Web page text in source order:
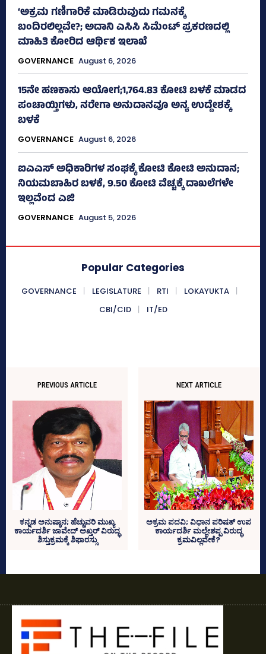
‘ಅಕ್ರಮ ಗಣಿಗಾರಿಕೆ ಮಾಡಿರುವುದು ಗಮನಕ್ಕೆ
ಬಂದಿರಲಿಲ್ಲವೇ?; ಅದಾನಿ ಎಸಿಸಿ ಸಿಮೆಂಟ್ ಪ್ರಕರಣದಲ್ಲಿ
ಮಾಹಿತಿ ಕೋರಿದ ಆರ್ಥಿಕ ಇಲಾಖೆ
GOVERNANCE August 6, 2026
15ನೇ ಹಣಕಾಸು ಆಯೋಗ;1,764.83 ಕೋಟಿ ಬಳಕೆ ಮಾಡದ
ಪಂಚಾಯ್ತಿಗಳು, ನರೇಗಾ ಅನುದಾನವೂ ಅನ್ಯ ಉದ್ದೇಶಕ್ಕೆ
ಬಳಕೆ
GOVERNANCE August 6, 2026
ಐಎಎಸ್‌ ಅಧಿಕಾರಿಗಳ ಸಂಘಕ್ಕೆ ಕೋಟಿ ಕೋಟಿ ಅನುದಾನ;
ನಿಯಮಬಾಹಿರ ಬಳಕೆ, 9.50 ಕೋಟಿ ವೆಚ್ಚಕ್ಕೆ ದಾಖಲೆಗಳೇ
ಇಲ್ಲವೆಂದ ಎಜಿ
GOVERNANCE August 5, 2026
Popular Categories
GOVERNANCE LEGISLATURE RTI
LOKAYUKTA
CBI/CID
IT/ED
PREVIOUS ARTICLE
ಕನ್ನಡ ಅನುಷ್ಠಾನ; ಹೆಚ್ಚುವರಿ ಮುಖ್ಯ
ಕಾರ್ಯದರ್ಶಿ ಜಾವೇದ್‌ ಅಖ್ತರ್‌ ವಿರುದ್ಧ
ಶಿಸ್ತುಕ್ರಮಕ್ಕೆ ಶಿಫಾರಸ್ಸು
NEXT ARTICLE
ಅಕ್ರಮ ಪದವಿ; ವಿಧಾನ ಪರಿಷತ್‌ ಉಪ
ಕಾರ್ಯದರ್ಶಿ ಮಲ್ಲೇಶಪ್ಪ ವಿರುದ್ಧ
ಕ್ರಮವಿಲ್ಲವೇಕೆ?